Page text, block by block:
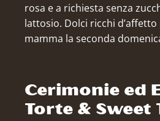
rosa e a richiesta senza
lattosio. Dolci ricchi
mamma la seconda
Cerimonie ed
Torte & Sweet